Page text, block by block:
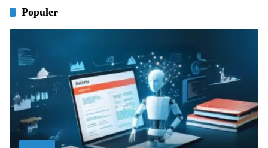
Populer